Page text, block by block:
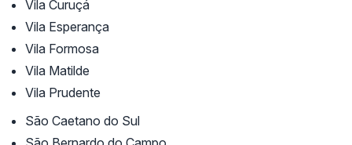
Vila Curuçá
Vila Esperança
Vila Formosa
Vila Matilde
Vila Prudente
São Caetano do Sul